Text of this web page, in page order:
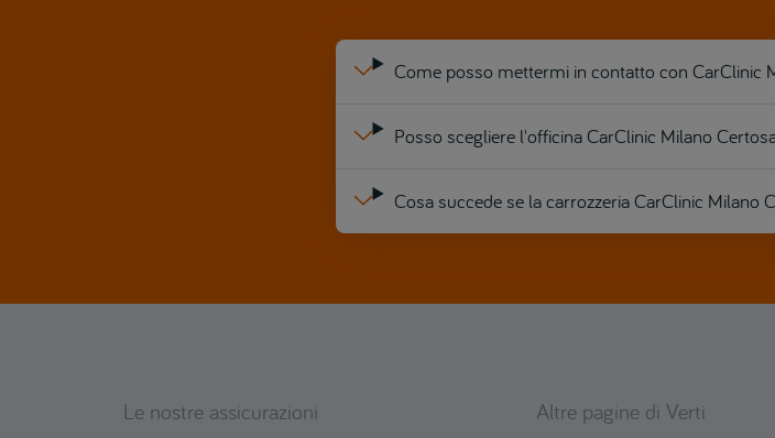
Come posso mettermi in contatto con CarClinic
Posso scegliere l'officina CarClinic Milano
Cosa succede se la carrozzeria CarClinic Milano
Le nostre assicurazioni Altre pagine di Verti